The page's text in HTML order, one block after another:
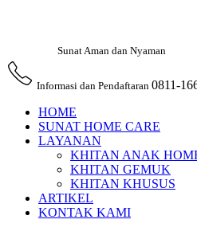
Sunat Aman dan Nyaman
Informasi dan Pendaftaran 0811-
HOME
SUNAT HOME CARE
LAYANAN
KHITAN ANAK
KHITAN GEMUK
KHITAN KHUSUS
ARTIKEL
KONTAK KAMI